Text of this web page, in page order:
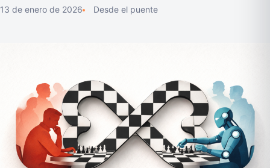
13 de enero de 2026 Desde el puente